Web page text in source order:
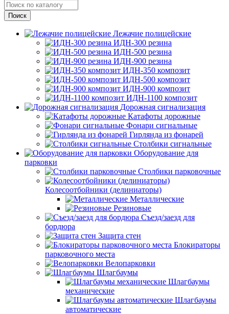
Лежачие полицейские
ИДН-300 резина
ИДН-500 резина
ИДН-900 резина
ИДН-350 композит
ИДН-500 композит
ИДН-900 композит
ИДН-1100 композит
Дорожная сигнализация
Катафоты дорожные
Фонари сигнальные
Гирлянда из фонарей
Столбики сигнальные
Оборудование для
парковки
Столбики парковочные
Колесоотбойники (делиниаторы)
Металлические
Резиновые
Съезд/заезд для
бордюра
Защита стен
Блокираторы
парковочного места
Велопарковки
Шлагбаумы
Шлагбаумы
механические
Шлагбаумы
автоматические